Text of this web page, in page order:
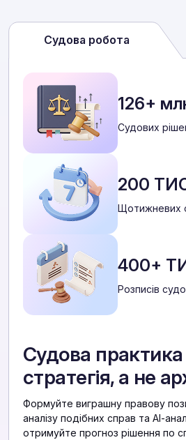
Судова робота
126+
Cудових
200
Щотижневих
400+
Розписів
Судова
стратегія, а не
Формуйте виграшну правову
аналізу подібних справ та АІ-
отримуйте прогноз рішення по